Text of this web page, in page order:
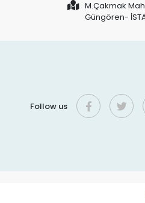
M.Çakmak
Güngören-
Follow us